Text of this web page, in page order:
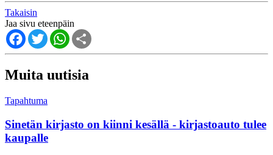
Takaisin
Jaa sivu eteenpäin
FacebookTwitterWhatsApp
Muita uutisia
Tapahtuma
Sinetän kirjasto on kiinni kesällä - kirjastoauto tulee
kaupalle